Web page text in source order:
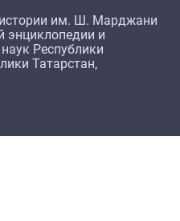
им. Ш. Марджани
энциклопедии и
Республики
Татарстан,